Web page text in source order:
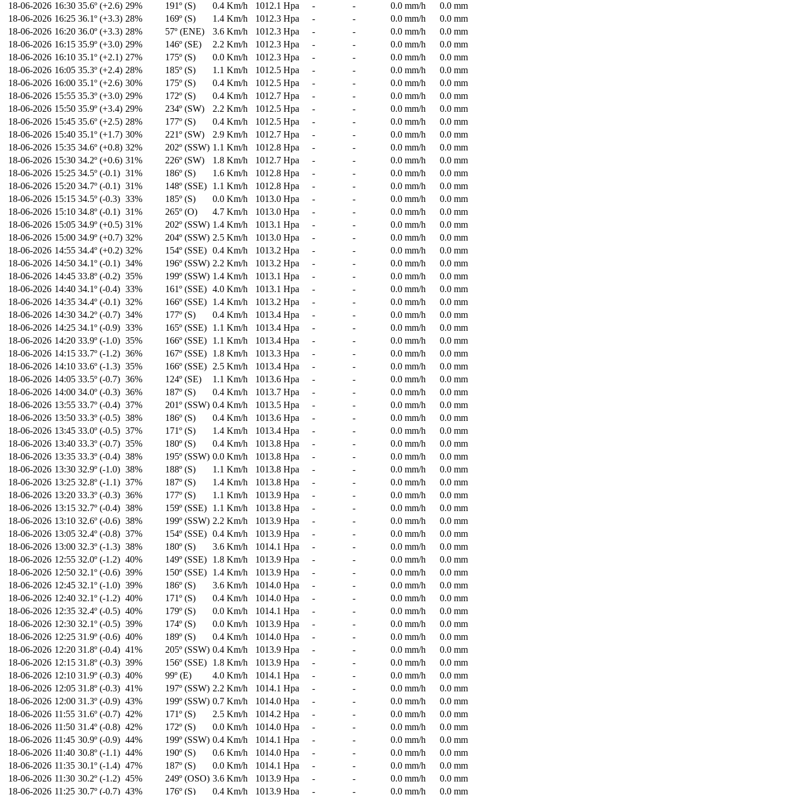
18-06-2026 16:30 35.6º (+2.6) 29% 191º (S) 0.4 Km/h 1012.1 Hpa - - 0.0 mm/h
0.0 mm
18-06-2026 16:25 36.1º (+3.3) 28% 169º (S) 1.4 Km/h 1012.3 Hpa - - 0.0 mm/h
0.0 mm
18-06-2026 16:20 36.0º (+3.3) 28% 57º (ENE) 3.6 Km/h 1012.3 Hpa - - 0.0 mm/h
0.0 mm
18-06-2026 16:15 35.9º (+3.0) 29% 146º (SE) 2.2 Km/h 1012.3 Hpa - - 0.0 mm/h
0.0 mm
18-06-2026 16:10 35.1º (+2.1) 27% 175º (S) 0.0 Km/h 1012.3 Hpa - - 0.0 mm/h
0.0 mm
18-06-2026 16:05 35.3º (+2.4) 28% 185º (S) 1.1 Km/h 1012.5 Hpa - - 0.0 mm/h
0.0 mm
18-06-2026 16:00 35.1º (+2.6) 30% 175º (S) 0.4 Km/h 1012.5 Hpa - - 0.0 mm/h
0.0 mm
18-06-2026 15:55 35.3º (+3.0) 29% 172º (S) 0.4 Km/h 1012.7 Hpa - - 0.0 mm/h
0.0 mm
18-06-2026 15:50 35.9º (+3.4) 29% 234º (SW) 2.2 Km/h 1012.5 Hpa - - 0.0 mm/h
0.0 mm
18-06-2026 15:45 35.6º (+2.5) 28% 177º (S) 0.4 Km/h 1012.5 Hpa - - 0.0 mm/h
0.0 mm
18-06-2026 15:40 35.1º (+1.7) 30% 221º (SW) 2.9 Km/h 1012.7 Hpa - - 0.0 mm/h
0.0 mm
18-06-2026 15:35 34.6º (+0.8) 32% 202º (SSW) 1.1 Km/h 1012.8 Hpa - - 0.0 mm/h
0.0 mm
18-06-2026 15:30 34.2º (+0.6) 31% 226º (SW) 1.8 Km/h 1012.7 Hpa - - 0.0 mm/h
0.0 mm
18-06-2026 15:25 34.5º (-0.1) 31% 186º (S) 1.6 Km/h 1012.8 Hpa - - 0.0 mm/h
0.0 mm
18-06-2026 15:20 34.7º (-0.1) 31% 148º (SSE) 1.1 Km/h 1012.8 Hpa - - 0.0 mm/h
0.0 mm
18-06-2026 15:15 34.5º (-0.3) 33% 185º (S) 0.0 Km/h 1013.0 Hpa - - 0.0 mm/h
0.0 mm
18-06-2026 15:10 34.8º (-0.1) 31% 265º (O) 4.7 Km/h 1013.0 Hpa - - 0.0 mm/h
0.0 mm
18-06-2026 15:05 34.9º (+0.5) 31% 202º (SSW) 1.4 Km/h 1013.1 Hpa - - 0.0 mm/h
0.0 mm
18-06-2026 15:00 34.9º (+0.7) 32% 204º (SSW) 2.5 Km/h 1013.0 Hpa - - 0.0 mm/h
0.0 mm
18-06-2026 14:55 34.4º (+0.2) 32% 154º (SSE) 0.4 Km/h 1013.2 Hpa - - 0.0 mm/h
0.0 mm
18-06-2026 14:50 34.1º (-0.1) 34% 196º (SSW) 2.2 Km/h 1013.2 Hpa - - 0.0 mm/h
0.0 mm
18-06-2026 14:45 33.8º (-0.2) 35% 199º (SSW) 1.4 Km/h 1013.1 Hpa - - 0.0 mm/h
0.0 mm
18-06-2026 14:40 34.1º (-0.4) 33% 161º (SSE) 4.0 Km/h 1013.1 Hpa - - 0.0 mm/h
0.0 mm
18-06-2026 14:35 34.4º (-0.1) 32% 166º (SSE) 1.4 Km/h 1013.2 Hpa - - 0.0 mm/h
0.0 mm
18-06-2026 14:30 34.2º (-0.7) 34% 177º (S) 0.4 Km/h 1013.4 Hpa - - 0.0 mm/h
0.0 mm
18-06-2026 14:25 34.1º (-0.9) 33% 165º (SSE) 1.1 Km/h 1013.4 Hpa - - 0.0 mm/h
0.0 mm
18-06-2026 14:20 33.9º (-1.0) 35% 166º (SSE) 1.1 Km/h 1013.4 Hpa - - 0.0 mm/h
0.0 mm
18-06-2026 14:15 33.7º (-1.2) 36% 167º (SSE) 1.8 Km/h 1013.3 Hpa - - 0.0 mm/h
0.0 mm
18-06-2026 14:10 33.6º (-1.3) 35% 166º (SSE) 2.5 Km/h 1013.4 Hpa - - 0.0 mm/h
0.0 mm
18-06-2026 14:05 33.5º (-0.7) 36% 124º (SE) 1.1 Km/h 1013.6 Hpa - - 0.0 mm/h
0.0 mm
18-06-2026 14:00 34.0º (-0.3) 36% 187º (S) 0.4 Km/h 1013.7 Hpa - - 0.0 mm/h
0.0 mm
18-06-2026 13:55 33.7º (-0.4) 37% 201º (SSW) 0.4 Km/h 1013.5 Hpa - - 0.0 mm/h
0.0 mm
18-06-2026 13:50 33.3º (-0.5) 38% 186º (S) 0.4 Km/h 1013.6 Hpa - - 0.0 mm/h
0.0 mm
18-06-2026 13:45 33.0º (-0.5) 37% 171º (S) 1.4 Km/h 1013.4 Hpa - - 0.0 mm/h
0.0 mm
18-06-2026 13:40 33.3º (-0.7) 35% 180º (S) 0.4 Km/h 1013.8 Hpa - - 0.0 mm/h
0.0 mm
18-06-2026 13:35 33.3º (-0.4) 38% 195º (SSW) 0.0 Km/h 1013.8 Hpa - - 0.0 mm/h
0.0 mm
18-06-2026 13:30 32.9º (-1.0) 38% 188º (S) 1.1 Km/h 1013.8 Hpa - - 0.0 mm/h
0.0 mm
18-06-2026 13:25 32.8º (-1.1) 37% 187º (S) 1.4 Km/h 1013.8 Hpa - - 0.0 mm/h
0.0 mm
18-06-2026 13:20 33.3º (-0.3) 36% 177º (S) 1.1 Km/h 1013.9 Hpa - - 0.0 mm/h
0.0 mm
18-06-2026 13:15 32.7º (-0.4) 38% 159º (SSE) 1.1 Km/h 1013.8 Hpa - - 0.0 mm/h
0.0 mm
18-06-2026 13:10 32.6º (-0.6) 38% 199º (SSW) 2.2 Km/h 1013.9 Hpa - - 0.0 mm/h
0.0 mm
18-06-2026 13:05 32.4º (-0.8) 37% 154º (SSE) 0.4 Km/h 1013.9 Hpa - - 0.0 mm/h
0.0 mm
18-06-2026 13:00 32.3º (-1.3) 38% 180º (S) 3.6 Km/h 1014.1 Hpa - - 0.0 mm/h
0.0 mm
18-06-2026 12:55 32.0º (-1.2) 40% 149º (SSE) 1.8 Km/h 1013.9 Hpa - - 0.0 mm/h
0.0 mm
18-06-2026 12:50 32.1º (-0.6) 39% 150º (SSE) 1.4 Km/h 1013.9 Hpa - - 0.0 mm/h
0.0 mm
18-06-2026 12:45 32.1º (-1.0) 39% 186º (S) 3.6 Km/h 1014.0 Hpa - - 0.0 mm/h
0.0 mm
18-06-2026 12:40 32.1º (-1.2) 40% 171º (S) 0.4 Km/h 1014.0 Hpa - - 0.0 mm/h
0.0 mm
18-06-2026 12:35 32.4º (-0.5) 40% 179º (S) 0.0 Km/h 1014.1 Hpa - - 0.0 mm/h
0.0 mm
18-06-2026 12:30 32.1º (-0.5) 39% 174º (S) 0.0 Km/h 1013.9 Hpa - - 0.0 mm/h
0.0 mm
18-06-2026 12:25 31.9º (-0.6) 40% 189º (S) 0.4 Km/h 1014.0 Hpa - - 0.0 mm/h
0.0 mm
18-06-2026 12:20 31.8º (-0.4) 41% 205º (SSW) 0.4 Km/h 1013.9 Hpa - - 0.0 mm/h
0.0 mm
18-06-2026 12:15 31.8º (-0.3) 39% 156º (SSE) 1.8 Km/h 1013.9 Hpa - - 0.0 mm/h
0.0 mm
18-06-2026 12:10 31.9º (-0.3) 40% 99º (E) 4.0 Km/h 1014.1 Hpa - - 0.0 mm/h
0.0 mm
18-06-2026 12:05 31.8º (-0.3) 41% 197º (SSW) 2.2 Km/h 1014.1 Hpa - - 0.0 mm/h
0.0 mm
18-06-2026 12:00 31.3º (-0.9) 43% 199º (SSW) 0.7 Km/h 1014.0 Hpa - - 0.0 mm/h
0.0 mm
18-06-2026 11:55 31.6º (-0.7) 42% 171º (S) 2.5 Km/h 1014.2 Hpa - - 0.0 mm/h
0.0 mm
18-06-2026 11:50 31.4º (-0.8) 42% 172º (S) 0.0 Km/h 1014.0 Hpa - - 0.0 mm/h
0.0 mm
18-06-2026 11:45 30.9º (-0.9) 44% 199º (SSW) 0.4 Km/h 1014.1 Hpa - - 0.0 mm/h
0.0 mm
18-06-2026 11:40 30.8º (-1.1) 44% 190º (S) 0.6 Km/h 1014.0 Hpa - - 0.0 mm/h
0.0 mm
18-06-2026 11:35 30.1º (-1.4) 47% 187º (S) 0.0 Km/h 1014.1 Hpa - - 0.0 mm/h
0.0 mm
18-06-2026 11:30 30.2º (-1.2) 45% 249º (OSO) 3.6 Km/h 1013.9 Hpa - - 0.0 mm/h
0.0 mm
18-06-2026 11:25 30.7º (-0.7) 43% 176º (S) 0.4 Km/h 1013.9 Hpa - - 0.0 mm/h 0.0 mm